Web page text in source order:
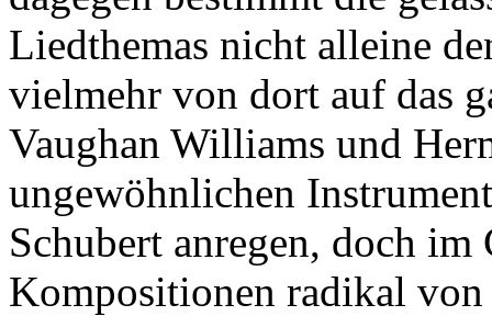
Liedthemas nicht alleine
vielmehr von dort auf das
Vaughan Williams und
ungewöhnlichen
Schubert anregen, doch
Kompositionen radikal